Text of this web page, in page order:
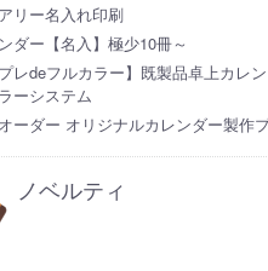
リー名入れ印刷
ダー【名入】極少10冊～
プレdeフルカラー】既製品卓上カレ
ーシステム
ーダー オリジナルカレンダー製作
ノベルティ